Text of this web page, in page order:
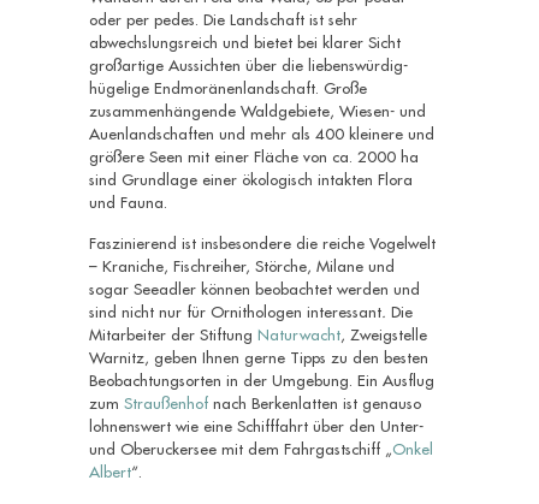
oder per pedes. Die Landschaft ist sehr
abwechslungsreich und bietet bei klarer Sicht
großartige Aussichten über die liebenswürdig-
hügelige Endmoränenlandschaft. Große
zusammenhängende Waldgebiete, Wiesen- und
Auenlandschaften und mehr als 400 kleinere und
größere Seen mit einer Fläche von ca. 2000 ha
sind Grundlage einer ökologisch intakten Flora
und Fauna.
Faszinierend ist insbesondere die reiche Vogelwelt
– Kraniche, Fischreiher, Störche, Milane und
sogar Seeadler können beobachtet werden und
sind nicht nur für Ornithologen interessant. Die
Mitarbeiter der Stiftung Naturwacht, Zweigstelle
Warnitz, geben Ihnen gerne Tipps zu den besten
Beobachtungsorten in der Umgebung.
Ein Ausflug
zum Straußenhof nach Berkenlatten ist genauso
lohnenswert wie eine Schifffahrt über den Unter-
und Oberuckersee mit dem Fahrgastschiff „Onkel
Albert“.